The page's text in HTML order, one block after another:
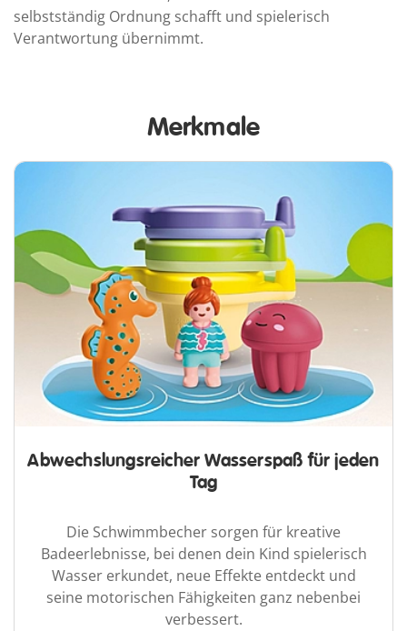
selbstständig Ordnung schafft und spielerisch
Verantwortung übernimmt.
Merkmale
Abwechslungsreicher Wasserspaß für jeden
Tag
Die Schwimmbecher sorgen für kreative
Badeerlebnisse, bei denen dein Kind spielerisch
Wasser erkundet, neue Effekte entdeckt und
seine motorischen Fähigkeiten ganz nebenbei
verbessert.